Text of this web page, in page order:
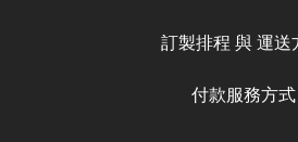
訂製排程 與 運送
付款服務方式